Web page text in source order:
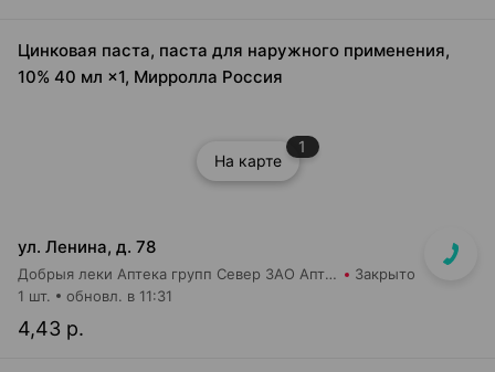
Цинковая паста, паста для наружного применения,
10% 40 мл ×1, Мирролла Россия
На карте
1
ул. Ленина, д. 78
Добрыя леки Аптека групп Север ЗАО Аптека №31 Закрыто
4,43 р.
1 шт. обновл. в 11:31